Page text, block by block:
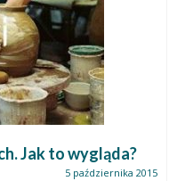
Jak to wygląda?
5 października 2015